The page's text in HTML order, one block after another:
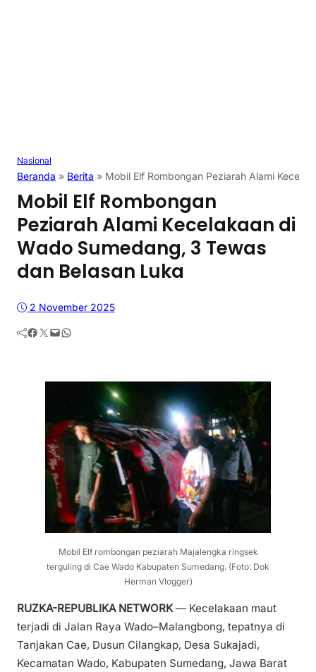
Nasional
Beranda » Berita » Mobil Elf Rombongan Peziarah Alami
Mobil Elf Rombongan
Peziarah Alami Kecelakaan di
Wado Sumedang, 3 Tewas
dan Belasan Luka
2 November 2025
Facebook Twitter Mail WhatsApp
Mobil Elf rombongan peziarah Majalengka ringsek
terguling di Cae Wado Kabupaten Sumedang. (Foto: Dok
Herman Vlogger)
RUZKA-REPUBLIKA NETWORK— Kecelakaan maut
terjadi di Jalan Raya Wado–Malangbong, tepatnya di
Tanjakan Cae, Dusun Cilangkap, Desa Sukajadi,
Kecamatan Wado, Kabupaten Sumedang, Jawa Barat